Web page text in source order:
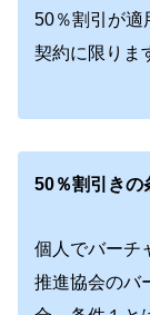
50％割引が適
契約に限りま
50％割引きの
個人でバーチ
推進協会のバ